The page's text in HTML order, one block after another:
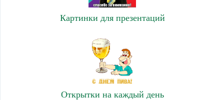
Картинки для презентаций
Открытки на каждый день